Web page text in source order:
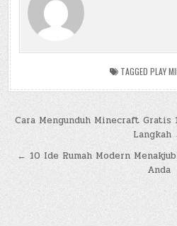
TAGGED PLAY
Post
navigation
Cara Mengunduh Minecraft Gratis
Langkah
← 10 Ide Rumah Modern
Anda